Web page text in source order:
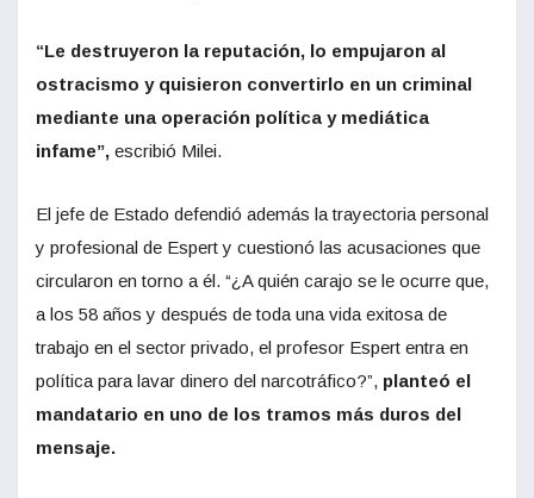
“Le destruyeron la reputación, lo empujaron al
ostracismo y quisieron convertirlo en un criminal
mediante una operación política y mediática
infame”, escribió Milei.
El jefe de Estado defendió además la trayectoria personal
y profesional de Espert y cuestionó las acusaciones que
circularon en torno a él. “¿A quién carajo se le ocurre que,
a los 58 años y después de toda una vida exitosa de
trabajo en el sector privado, el profesor Espert entra en
política para lavar dinero del narcotráfico?”, planteó el
mandatario en uno de los tramos más duros del
mensaje.